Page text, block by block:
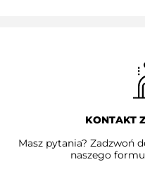
KONTAKT
Masz pytania? Zadzwoń
naszego